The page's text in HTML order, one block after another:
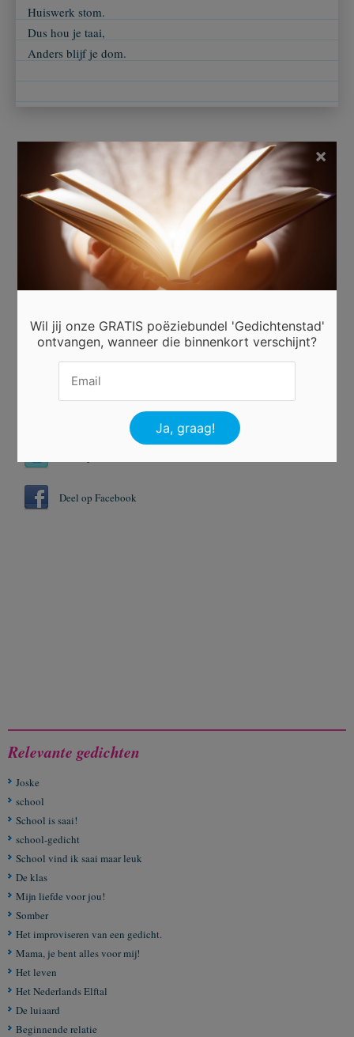
Huiswerk stom.
Dus hou je taai,
Anders blijf je dom.
Beoordeel dit gedicht
Er is 28 keer gestemd.
Tags
Deel op Facebook
Relevante gedichten
Joske
school
School is saai!
school-gedicht
School vind ik saai maar leuk
De klas
Mijn liefde voor jou!
Somber
Het improviseren van een gedicht.
Mama, je bent alles voor mij!
Het leven
Het Nederlands Elftal
De luiaard
Beginnende relatie
Wil jij onze GRATIS poëziebundel 'Gedichtenstad'
ontvangen, wanneer die binnenkort verschijnt?
×